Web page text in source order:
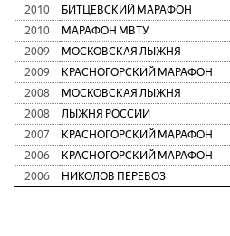
2010
БИТЦЕВСКИЙ МАРАФОН
2010
МАРАФОН МВТУ
2009
МОСКОВСКАЯ ЛЫЖНЯ
2009
КРАСНОГОРСКИЙ МАРАФОН
2008
МОСКОВСКАЯ ЛЫЖНЯ
2008
ЛЫЖНЯ РОССИИ
2007
КРАСНОГОРСКИЙ МАРАФОН
2006
КРАСНОГОРСКИЙ МАРАФОН
2006
НИКОЛОВ ПЕРЕВОЗ